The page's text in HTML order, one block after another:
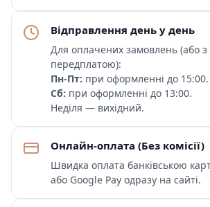
Відправлення день у день
Для оплачених замовлень (або
передплатою):
Пн-Пт: при оформленні до 15:00.
Сб: при оформленні до 13:00.
Неділя — вихідний.
Онлайн-оплата (Без комісії)
Швидка оплата банківською
або Google Pay одразу на сайті.